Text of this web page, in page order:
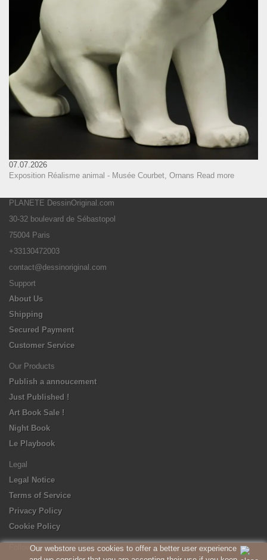
Our webstore uses cookies to offer a better user experience
07.07.2026
Exposition Réalisme animal - Musée Courbet, Ornans Read more
PLANETE DessinOriginal.com
30-32 boulevard de Sébastopol
75004 Paris
+33130472003
contact@dessinoriginal.com
Support
About Us
Shipping
Secured Payment
Customer Service
Our Products
Publish a annoucement
Just Published !
Art Book Sale !
Night Book
Le Playbook
Legal
Legal Notice
Terms of Service
Privacy Policy
Cookie Policy
Follow us